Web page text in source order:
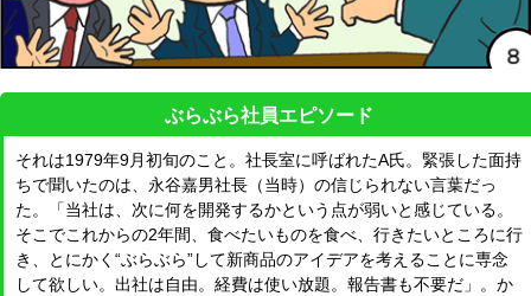
ぶらぶら社員エピソード
それは1979年9月初旬のこと。社長室に呼ばれたA氏。緊張した面持
ちで聞いたのは、永谷嘉男社長（当時）の信じられない言葉だっ
た。「当社は、次に何を開発するかという点が弱いと感じている。
そこでこれからの2年間、食べたいものを食べ、行きたいところに行
き、とにかく“ぶらぶら”して新商品のアイデアを考えることに専念
して欲しい。出社は自由。経費は使い放題。報告書も不要だ」。か